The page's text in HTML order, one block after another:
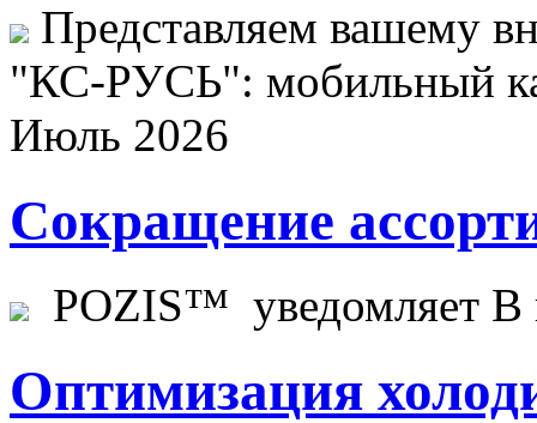
Представляем вашему
"КС-РУСЬ": мобильный
Июль 2026
Сокращение
POZIS™ уведомляет В
Оптимизация